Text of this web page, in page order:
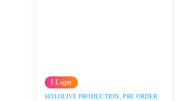
I Lager
HOLOLIVE PRODUCTION,PRE ORDER